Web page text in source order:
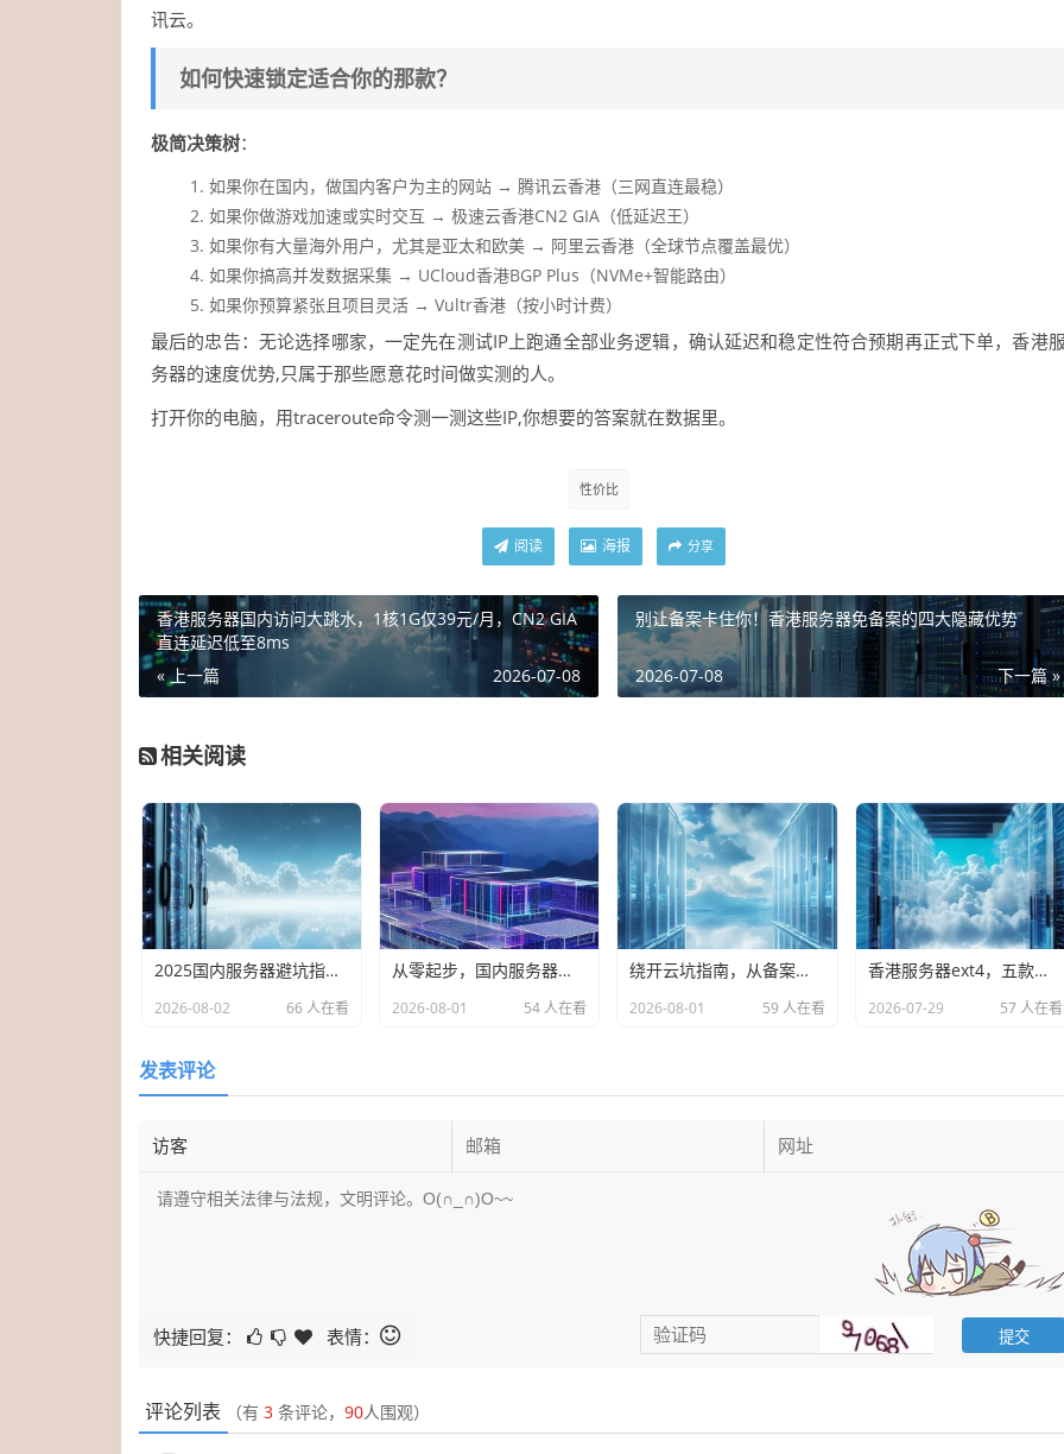
讯云。
如何快速锁定适合你的那款？
极简决策树：
如果你在国内，做国内客户为主的网站 → 腾讯云香港（三网直连最稳）
如果你做游戏加速或实时交互 → 极速云香港CN2 GIA（低延迟王）
如果你有大量海外用户，尤其是亚太和欧美 → 阿里云香港（全球节点覆盖最优）
如果你搞高并发数据采集 → UCloud香港BGP Plus（NVMe+智能路由）
如果你预算紧张且项目灵活 → Vultr香港（按小时计费）
最后的忠告：无论选择哪家，一定先在测试IP上跑通全部业务逻辑，确认延迟和稳定性符合预期再正式下单，香港
务器的速度优势,只属于那些愿意花时间做实测的人。
打开你的电脑，用traceroute命令测一测这些IP,你想要的答案就在数据里。
性价比
阅读 海报 分享
香港服务器国内访问大跳水，1核1G仅39元/月，CN2 GIA
直连延迟低至8ms
« 上一篇
2026-07-08
别让备案卡住你！香港服务器免备案的四大隐藏优势
下一篇 »
2026-07-08
相关阅读
2025国内服务器避坑指南，三档精选，从百元到千元，哪款才是你的真命天子？
2026-08-02 66 人在看
从零起步，国内服务器保姆级选购指南，看完不花冤枉钱
2026-08-01 54 人在看
绕开云坑指南，从备案到开机，三款高性价比国内服务器选购实测
2026-08-01 59 人在看
香港服务器ext4，五款高性价比方案实测对比，建站与业务部署避坑指南
2026-07-29 57 人在看
发表评论
快捷回复： 表情：
评论列表 （有 3 条评论， 90人围观）